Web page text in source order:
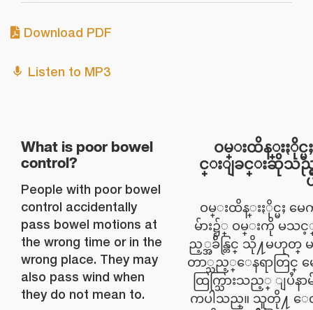
Download PDF
Listen to MP3
What is poor bowel
control?
People with poor bowel
control accidentally
pass bowel motions at
the wrong time or in the
wrong place. They may
also pass wind when
they do not mean to.
ဝမ္းထိန္းႏိုင္မ
င္းျခင္းဆိုသည္
ဝမ္းထိန္းႏိုင္မႈ မ
မ်ား၌္ ဝမ္းကို မသ
ည့္အခ်ိန္တြင္ သို႔မဟု
တာ္သည့္ေနရာတြင္
ထြက္သြားသည့္ ျပႆနာမ်
ကပါသည္။ သူတို႔